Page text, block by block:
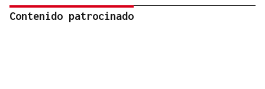
Contenido patrocinado